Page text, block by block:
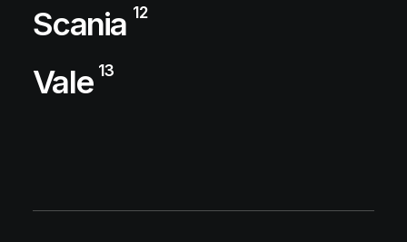
Scania 12
Vale 13